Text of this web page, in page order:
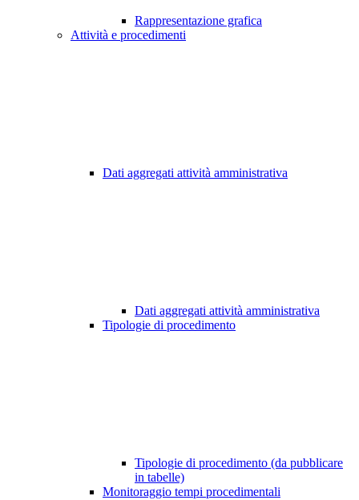
Rappresentazione grafica
Attività e procedimenti
Dati aggregati attività amministrativa
Dati aggregati attività amministrativa
Tipologie di procedimento
Tipologie di procedimento (da pubblicare
in tabelle)
Monitoraggio tempi procedimentali